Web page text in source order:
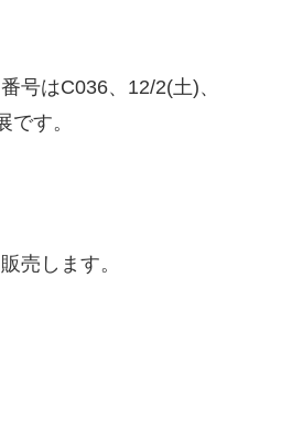
号はC036、12/2(土)、
す。
売します。